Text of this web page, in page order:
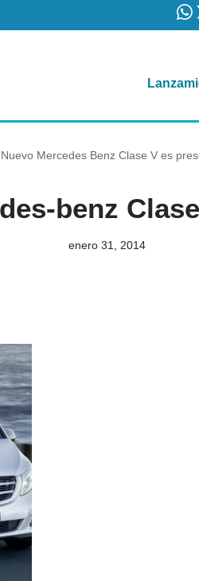
Nuevo Mercedes Benz Clase V es
benz
enero 31, 2014